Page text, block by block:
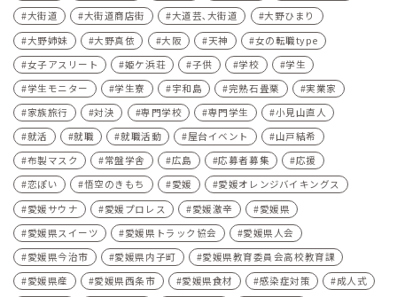
大街道
大街道商店街 大道芸､大街道
大野ひまり
大野姉妹
大野真依 大阪 天神
女の転職type
女子アスリート
姫ケ浜荘 子供 学校
学生
学生モニター
学生寮 宇和島 完熟石畳栗
実業家
家族旅行
対決 専門学校 専門学生
小見山直人
就活
就職 就職活動 屋台イベント
山戸結希
布製マスク
常盤学舎 広島 応募者募集
応援
恋ぽい
悟空のきもち 愛媛
愛媛オレンジバイキングス
愛媛サウナ
愛媛プロレス 愛媛激辛
愛媛県
愛媛県スイーツ
愛媛県トラック協会
愛媛県人会
愛媛県今治市
愛媛県内子町
愛媛県教育委員会高校教育課
愛媛県産
愛媛県西条市 愛媛県食材 感染症対策
成人式